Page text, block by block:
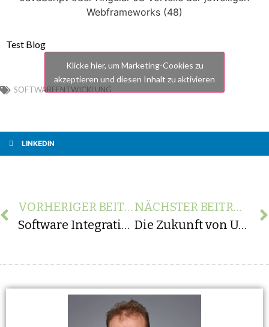
Test Blog
Klicke hier, um Marketing-Cookies zu
akzeptieren und diesen Inhalt zu aktivieren
SOFTWAREENTWICKLUNG
LINKEDIN
VORHERIGER BEITRAG
Software Integration: Herausforderungen unterschiedlicher Systeme und Datenformate
NÄCHSTER BEITRAG
Die Zukunft von UX/UI: Innovationen für B2B und B2C